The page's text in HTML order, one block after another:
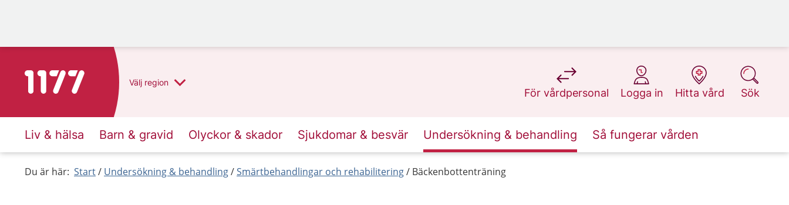
Till startsidan för 1177 Välj region
För vårdpersonal
på 1177.se
Logga in
på 1177.se
Hitta vård
på 1177.se
Sök
på 1177.se
Liv & hälsa Barn & gravid Olyckor & skador Sjukdomar & besvär Undersökning & behandling Så fungerar vården
Du är här: Start Undersökning & behandling Smärtbehandlingar och rehabilitering Bäckenbottenträning